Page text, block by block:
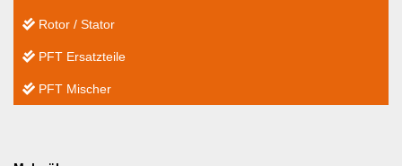
Rotor / Stator
PFT Ersatzteile
PFT Mischer